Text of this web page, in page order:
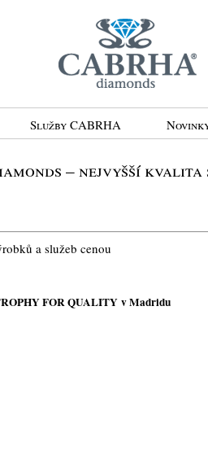
Služby CABRHA
– nejvyšší
a služeb cenou
FOR QUALITYv Madridu